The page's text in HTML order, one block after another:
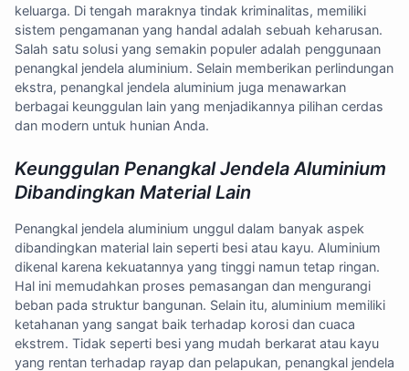
keluarga. Di tengah maraknya tindak kriminalitas, memiliki
sistem pengamanan yang handal adalah sebuah keharusan.
Salah satu solusi yang semakin populer adalah penggunaan
penangkal jendela aluminium. Selain memberikan perlindungan
ekstra, penangkal jendela aluminium juga menawarkan
berbagai keunggulan lain yang menjadikannya pilihan cerdas
dan modern untuk hunian Anda.
Keunggulan Penangkal Jendela Aluminium
Dibandingkan Material Lain
Penangkal jendela aluminium unggul dalam banyak aspek
dibandingkan material lain seperti besi atau kayu. Aluminium
dikenal karena kekuatannya yang tinggi namun tetap ringan.
Hal ini memudahkan proses pemasangan dan mengurangi
beban pada struktur bangunan. Selain itu, aluminium memiliki
ketahanan yang sangat baik terhadap korosi dan cuaca
ekstrem. Tidak seperti besi yang mudah berkarat atau kayu
yang rentan terhadap rayap dan pelapukan, penangkal jendela